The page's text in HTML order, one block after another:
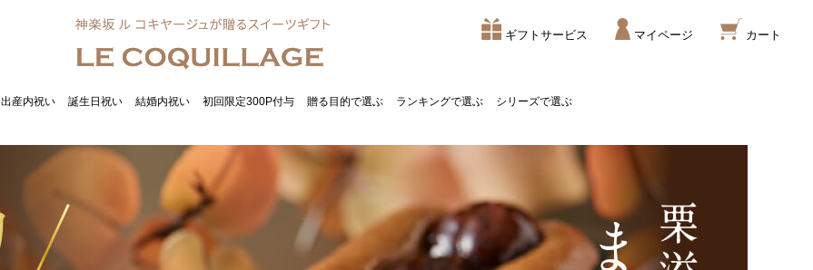
ギフトサービス マイページ カート
出産内祝い 誕生日祝い 結婚内祝い 初回限定300P付与 贈る目的で選ぶ ランキングで選ぶ シリーズで選ぶ